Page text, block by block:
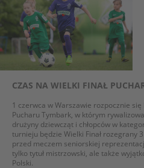
CZAS NA WIELKI FINAŁ
1 czerwca w Warszawie rozpocznie się
Pucharu Tymbark, w którym
drużyny dziewcząt i chłopców w
turnieju będzie Wielki Finał rozegrany
przed meczem seniorskiej
tylko tytuł mistrzowski, ale także
Polski.